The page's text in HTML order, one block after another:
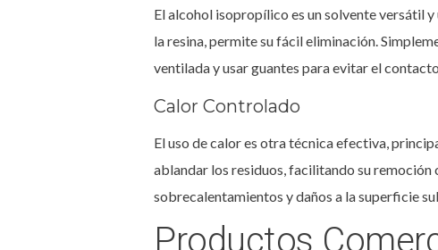
El alcohol isopropílico es un solvente versátil
la resina, permite su fácil eliminación.
ventilada y usar guantes para evitar el
Calor Controlado
El uso de calor es otra técnica efectiva,
ablandar los residuos, facilitando su remoción
sobrecalentamientos y daños a la superficie
Productos